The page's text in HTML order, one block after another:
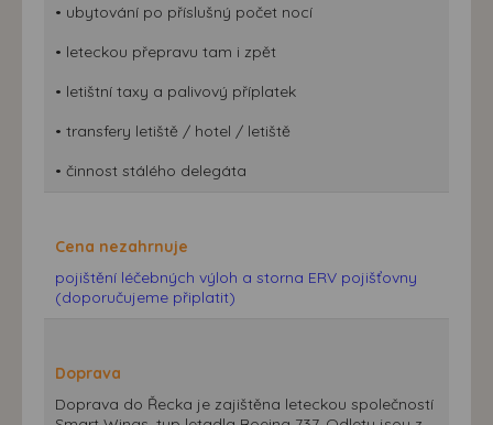
• ubytování po příslušný počet nocí
• leteckou přepravu tam i zpět
• letištní taxy a palivový příplatek
• transfery letiště / hotel / letiště
• činnost stálého delegáta
Cena nezahrnuje
pojištění léčebných výloh a storna ERV pojišťovny
(doporučujeme připlatit)
Doprava
Doprava do Řecka je zajištěna leteckou společností